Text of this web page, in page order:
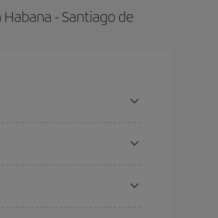
- Santiago de
días cercanos